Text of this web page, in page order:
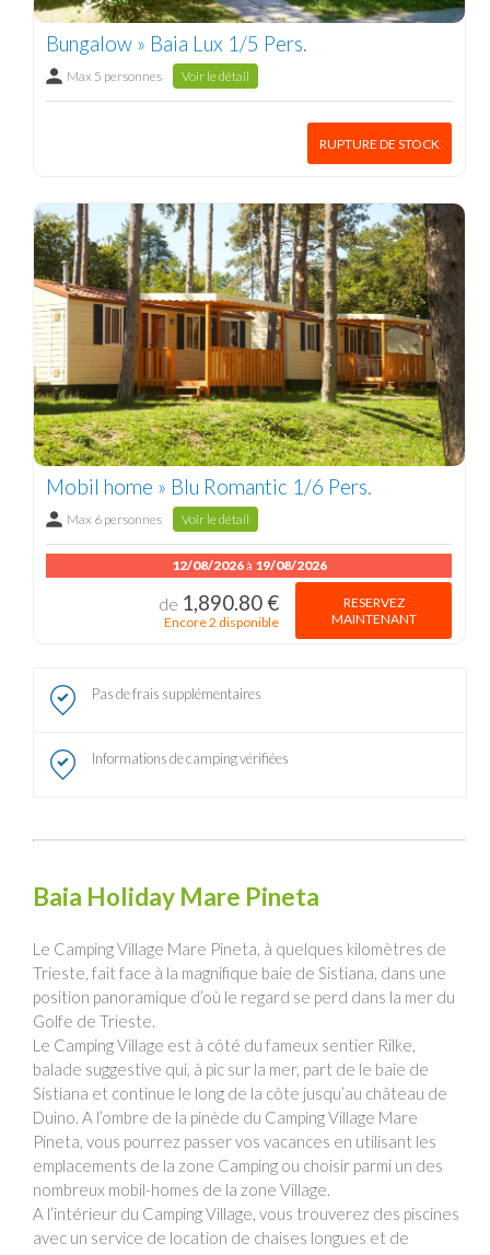
Bungalow » Baia Lux 1/5 Pers.
Max 5 personnes Voir le détail
RUPTURE DE STOCK
Mobil home » Blu Romantic 1/6 Pers.
Max 6 personnes Voir le détail
12/08/2026à 19/08/2026
de 1,890.80 €
Encore 2 disponible
RESERVEZ
MAINTENANT
Pas de frais supplémentaires
Informations de camping vérifiées
Baia Holiday Mare Pineta
Le Camping Village Mare Pineta, à quelques kilomètres de
Trieste, fait face à la magnifique baie de Sistiana, dans une
position panoramique d’où le regard se perd dans la mer du
Golfe de Trieste.
Le Camping Village est à côté du fameux sentier Rilke,
balade suggestive qui, à pic sur la mer, part de le baie de
Sistiana et continue le long de la côte jusqu’au château de
Duino. A l’ombre de la pinède du Camping Village Mare
Pineta, vous pourrez passer vos vacances en utilisant les
emplacements de la zone Camping ou choisir parmi un des
nombreux mobil-homes de la zone Village.
A l’intérieur du Camping Village, vous trouverez des piscines
avec un service de location de chaises longues et de